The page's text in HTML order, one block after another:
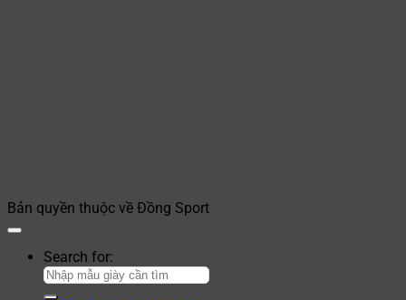
Bản quyền thuộc về Đồng Sport
Search for: